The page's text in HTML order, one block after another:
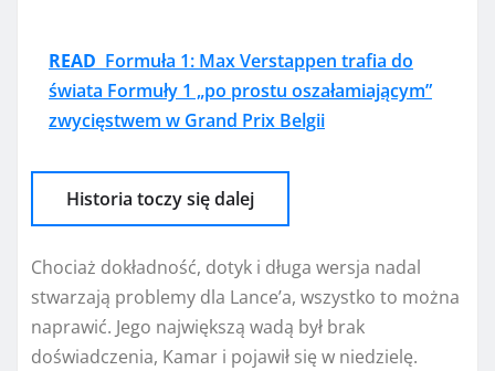
READ Formuła 1: Max Verstappen trafia do
świata Formuły 1 „po prostu oszałamiającym”
zwycięstwem w Grand Prix Belgii
Historia toczy się dalej
Chociaż dokładność, dotyk i długa wersja nadal
stwarzają problemy dla Lance’a, wszystko to można
naprawić. Jego największą wadą był brak
doświadczenia, Kamar i pojawił się w niedzielę.